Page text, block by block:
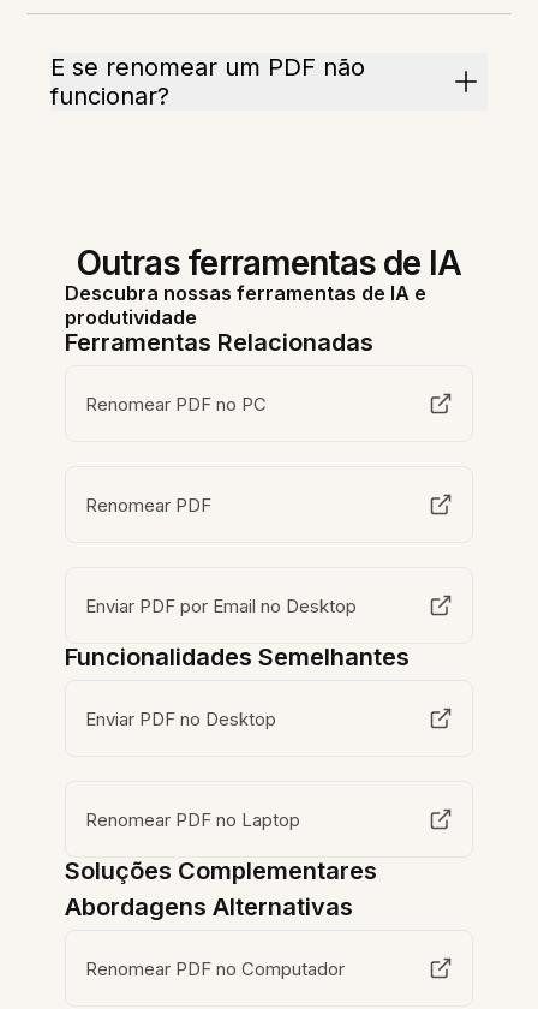
E se renomear um PDF não
funcionar?
Outras ferramentas de IA
Descubra nossas ferramentas de IA e
produtividade
Ferramentas Relacionadas
Renomear PDF no PC
Renomear PDF
Enviar PDF por Email no Desktop
Funcionalidades Semelhantes
Enviar PDF no Desktop
Renomear PDF no Laptop
Soluções Complementares
Abordagens Alternativas
Renomear PDF no Computador